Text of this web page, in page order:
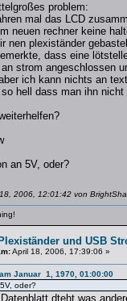
problem:
mal das LCD
neuen rechner keine
nen plexiständer
dass eine
strom angeschlossen
ich kann nichts an
hell dass man ihn
an 5V, oder?
2006, 12:01:42 von
und USB
April 18, 2006, 17:39:06 »
Januar 1, 1970, 01:00:00
oder?
dteht was